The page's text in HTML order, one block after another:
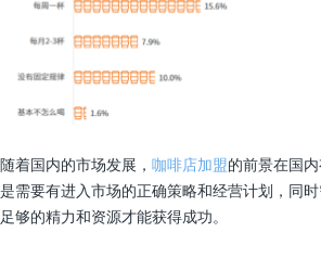
随着国内的市场发展， 咖啡店加盟的前景在国
是需要有进入市场的正确策略和经营计划，同
足够的精力和资源才能获得成功。